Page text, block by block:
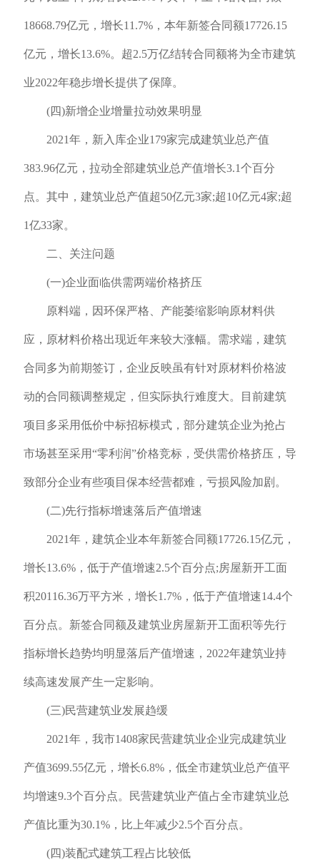
18668.79亿元，增长11.7%，本年新签合同额17726.15
亿元，增长13.6%。超2.5万亿结转合同额将为全市建筑
业2022年稳步增长提供了保障。
(四)新增企业增量拉动效果明显
2021年，新入库企业179家完成建筑业总产值
383.96亿元，拉动全部建筑业总产值增长3.1个百分
点。其中，建筑业总产值超50亿元3家;超10亿元4家;超
1亿33家。
二、关注问题
(一)企业面临供需两端价格挤压
原料端，因环保严格、产能萎缩影响原材料供
应，原材料价格出现近年来较大涨幅。需求端，建筑
合同多为前期签订，企业反映虽有针对原材料价格波
动的合同额调整规定，但实际执行难度大。目前建筑
项目多采用低价中标招标模式，部分建筑企业为抢占
市场甚至采用“零利润”价格竞标，受供需价格挤压，导
致部分企业有些项目保本经营都难，亏损风险加剧。
(二)先行指标增速落后产值增速
2021年，建筑企业本年新签合同额17726.15亿元，
增长13.6%，低于产值增速2.5个百分点;房屋新开工面
积20116.36万平方米，增长1.7%，低于产值增速14.4个
百分点。新签合同额及建筑业房屋新开工面积等先行
指标增长趋势均明显落后产值增速，2022年建筑业持
续高速发展产生一定影响。
(三)民营建筑业发展趋缓
2021年，我市1408家民营建筑业企业完成建筑业
产值3699.55亿元，增长6.8%，低全市建筑业总产值平
均增速9.3个百分点。民营建筑业产值占全市建筑业总
产值比重为30.1%，比上年减少2.5个百分点。
(四)装配式建筑工程占比较低